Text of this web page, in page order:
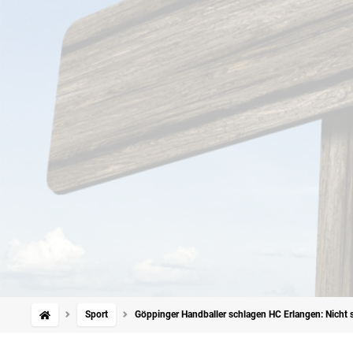
Sport Göppinger Handballer schlagen HC Erlangen: